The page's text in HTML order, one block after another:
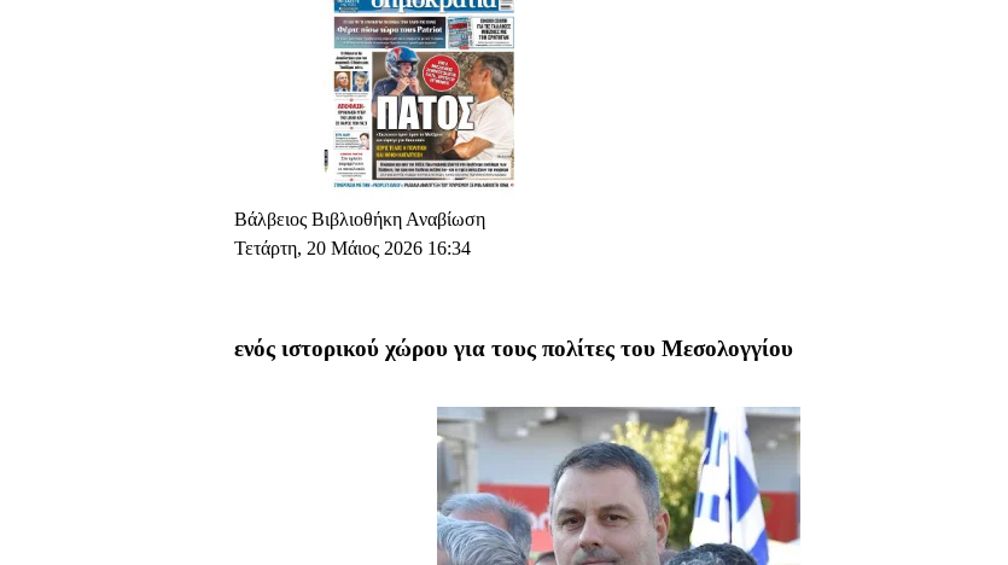
Βάλβειος Βιβλιοθήκη Αναβίωση
Τετάρτη, 20 Μάιος 2026 16:34
ενός ιστορικού χώρου για τους πολίτες του Μεσολογγίου